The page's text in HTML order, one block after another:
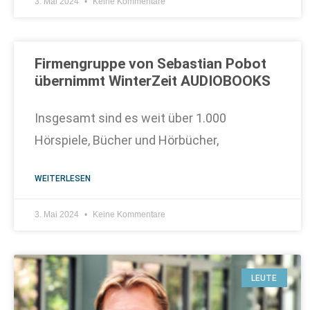
Firmengruppe von Sebastian Pobot
übernimmt WinterZeit AUDIOBOOKS
Insgesamt sind es weit über 1.000
Hörspiele, Bücher und Hörbücher,
WEITERLESEN
3. Mai 2024 Keine Kommentare
LEUTE